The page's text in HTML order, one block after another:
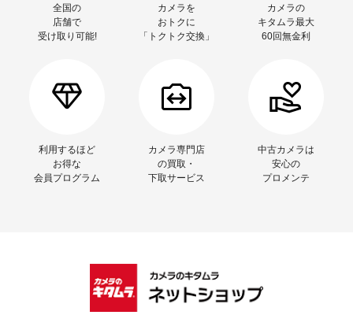
全国の
店舗で
受け取り可能!
カメラを
おトクに
「トクトク交換」
カメラの
キタムラ最大
60回無金利
利用するほど
お得な
会員プログラム
カメラ専門店
の買取・
下取サービス
中古カメラは
安心の
プロメンテ